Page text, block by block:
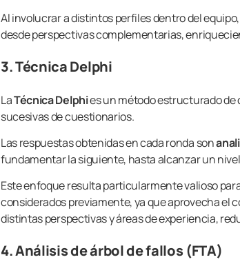
Al involucrar a distintos perfiles dentro del
desde perspectivas complementarias,
3. Técnica Delphi
LaTécnica Delphies un método estructurado de
sucesivas de cuestionarios.
Las respuestas obtenidas en cada ronda son
fundamentar la siguiente, hasta alcanzar un
Este enfoque resulta particularmente valioso
considerados previamente, ya que aprovecha el
distintas perspectivas y áreas de experiencia,
4. Análisis de árbol de fallos (FTA)